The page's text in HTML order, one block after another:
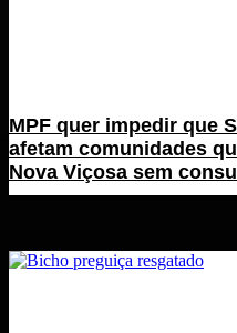
MPF quer impedir que
afetam comunidades
Nova Viçosa sem